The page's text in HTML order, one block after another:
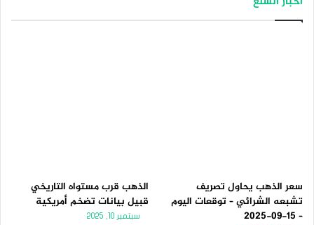
سعر الذهب يحاول تصريف
تشبعه الشرائي – توقعات اليوم
– 15-09-2025
الذهب قرب مستواه التاريخي
قبيل بيانات تضخم أمريكية
سبتمبر 10, 2025